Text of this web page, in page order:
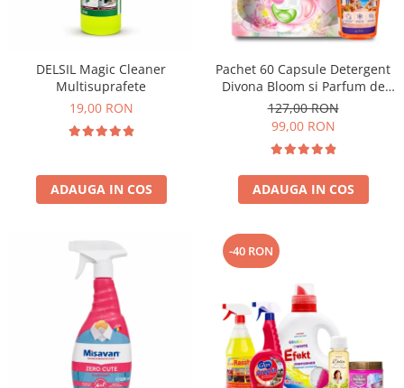
DELSIL Magic Cleaner
Multisuprafete
19,00 RON
ADAUGA IN COS
Pachet 60 Capsule Detergent
Divona Bloom si Parfum de
Rufe Corfu Breeze by Delia
200 ml
127,00 RON
99,00 RON
ADAUGA IN COS
-40 RON